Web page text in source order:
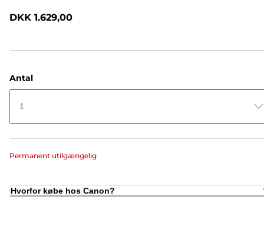
DKK 1.629,00
Antal
1
Permanent utilgængelig
Hvorfor købe hos Canon?